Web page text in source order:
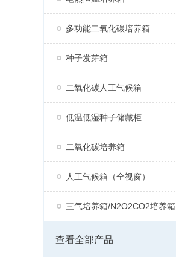
多功能二氧化碳培养箱
种子发芽箱
二氧化碳人工气候箱
低温低湿种子储藏柜
二氧化碳培养箱
人工气候箱（全视窗）
三气培养箱/N2O2CO2培养箱
查看全部产品